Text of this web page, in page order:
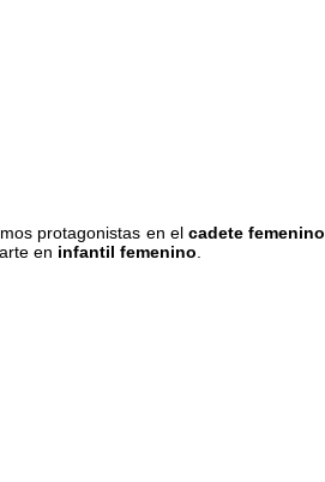
protagonistas en el cadete femenino
en infantil femenino